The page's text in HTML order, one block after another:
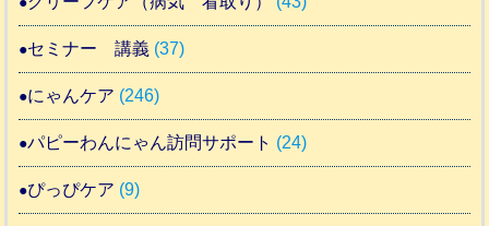
セミナー 講義 (37)
にゃんケア (246)
パピーわんにゃん訪問サポート (24)
ぴっぴケア (9)